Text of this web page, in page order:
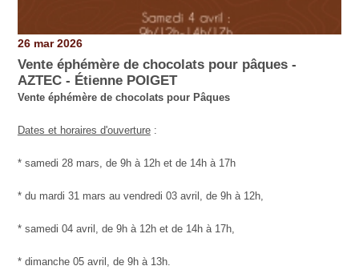
26 mar 2026
Vente éphémère de chocolats pour pâques -
AZTEC - Étienne POIGET
Vente éphémère de chocolats pour Pâques
Dates et horaires d'ouverture:
* samedi 28 mars, de 9h à 12h et de 14h à 17h
* du mardi 31 mars au vendredi 03 avril, de 9h à 12h,
* samedi 04 avril, de 9h à 12h et de 14h à 17h,
* dimanche 05 avril, de 9h à 13h.